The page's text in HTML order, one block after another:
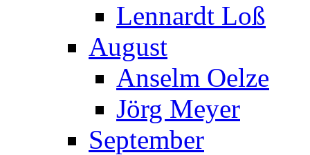
Lennardt Loß
August
Anselm Oelze
Jörg Meyer
September